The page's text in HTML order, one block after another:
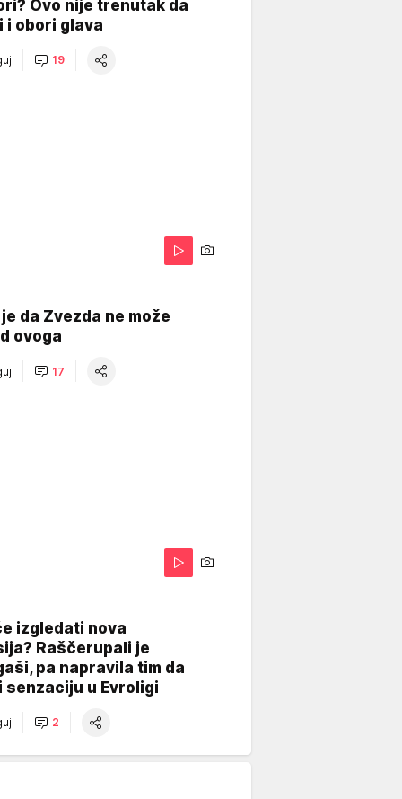
Ovo nije trenutak da
i obori glava
19
da Zvezda ne može
ovoga
17
izgledati nova
Raščerupali je
pa napravila tim da
senzaciju u Evroligi
2